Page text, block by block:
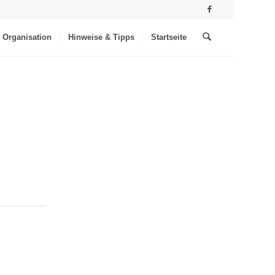
Organisation Hinweise & Tipps Startseite